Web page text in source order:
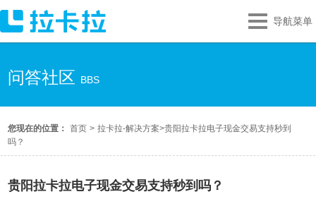
导航菜单
问答社区 BBS
您现在的位置： 首页 > 拉卡拉-解决方案>贵阳拉卡拉电子现金交易支持秒到
吗？
贵阳拉卡拉电子现金交易支持秒到吗？